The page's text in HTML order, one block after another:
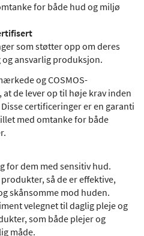
for både hud og miljø
som støtter opp om deres
ansvarlig produksjon.
og COSMOS-
de lever op til høje krav inden
certificeringer er en garanti
med omtanke for både
for dem med sensitiv hud.
så de er effektive,
skånsomme mod huden.
velegnet til daglig pleje og
som både plejer og
måde.